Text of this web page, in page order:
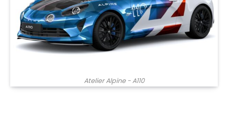
Atelier Alpine - A110